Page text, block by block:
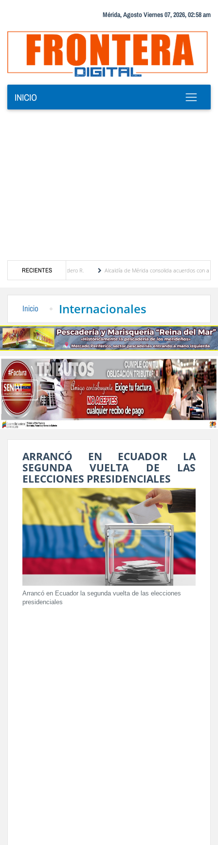
Mérida, Agosto Viernes 07, 2026, 02:58 am
INICIO
RECIENTES
Febres Cordero R.
Alcaldía de Mérida consolida acuerdos con adjudicatarios
Inicio Internacionales
ARRANCÓ EN ECUADOR LA
SEGUNDA VUELTA DE LAS
ELECCIONES PRESIDENCIALES
Arrancó en Ecuador la segunda vuelta de las elecciones
presidenciales